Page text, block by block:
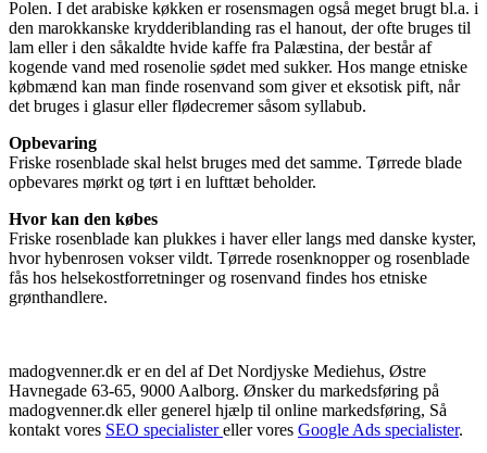
Polen. I det arabiske køkken er rosensmagen også meget brugt bl.a. i
den marokkanske krydderiblanding ras el hanout, der ofte bruges til
lam eller i den såkaldte hvide kaffe fra Palæstina, der består af
kogende vand med rosenolie sødet med sukker. Hos mange etniske
købmænd kan man finde rosenvand som giver et eksotisk pift, når
det bruges i glasur eller flødecremer såsom syllabub.
Opbevaring
Friske rosenblade skal helst bruges med det samme. Tørrede blade
opbevares mørkt og tørt i en lufttæt beholder.
Hvor kan den købes
Friske rosenblade kan plukkes i haver eller langs med danske kyster,
hvor hybenrosen vokser vildt. Tørrede rosenknopper og rosenblade
fås hos helsekostforretninger og rosenvand findes hos etniske
grønthandlere.
madogvenner.dk er en del af Det Nordjyske Mediehus, Østre
Havnegade 63-65, 9000 Aalborg. Ønsker du markedsføring på
madogvenner.dk eller generel hjælp til online markedsføring, Så
kontakt vores SEO specialistereller vores Google Ads specialister.